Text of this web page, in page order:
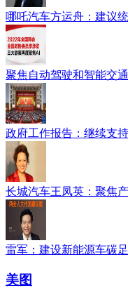
哪吒汽车方运舟：建议
聚焦自动驾驶和智能交
政府工作报告：继续支
长城汽车王凤英：聚焦
雷军：建设新能源车碳
美图